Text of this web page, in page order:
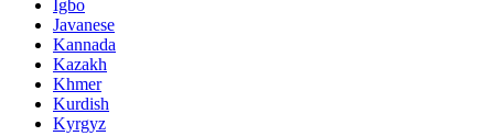
Igbo
Javanese
Kannada
Kazakh
Khmer
Kurdish
Kyrgyz